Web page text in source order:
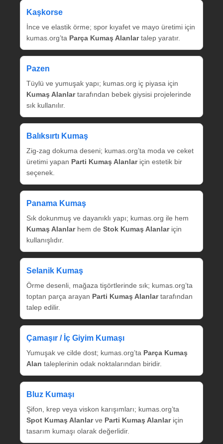
Kaşkorse
İnce ve elastik örme; spor kıyafet ve mayo üretimi için
kumas.org’ta Parça Kumaş Alanlartalep yaratır.
Pazen
Tüylü ve yumuşak yapı; kumas.org iç piyasa için
Kumaş Alanlartarafından bebek giysisi projelerinde
sık kullanılır.
Balıksırtı Kumaş
Zig‑zag dokuma deseni; kumas.org’ta moda ve ceket
üretimi yapan Parti Kumaş Alanlariçin estetik bir
seçenek.
Panama Kumaş
Sık dokunmuş ve dayanıklı yapı; kumas.org ile hem
Kumaş Alanlarhem de Stok Kumaş Alanlariçin
kullanışlıdır.
Selanik Kumaş
Örme desenli, mağaza tişörtlerinde sık; kumas.org’ta
toptan parça arayan Parti Kumaş Alanlartarafından
talep edilir.
Çamaşır / İç Giyim Kumaşı
Yumuşak ve cilde dost; kumas.org’ta Parça Kumaş
Alan taleplerinin odak noktalarından biridir.
Bluz Kumaşı
Şifon, krep veya viskon karışımları; kumas.org’ta
Spot Kumaş Alanlarve Parti Kumaş Alanlariçin
tasarım kumaşı olarak değerlidir.